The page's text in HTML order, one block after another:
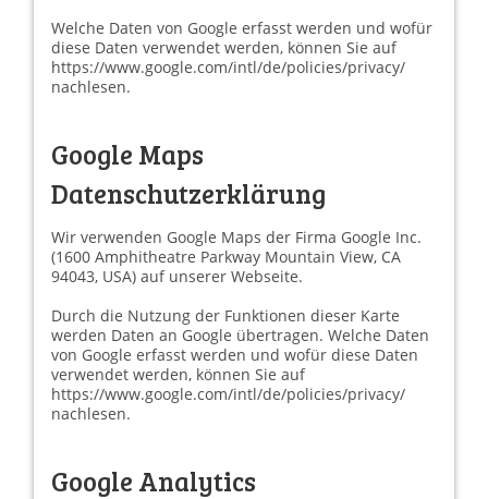
Welche Daten von Google erfasst werden und wofür
diese Daten verwendet werden, können Sie auf
https://www.google.com/intl/de/policies/privacy/
nachlesen.
Google Maps
Datenschutzerklärung
Wir verwenden Google Maps der Firma Google Inc.
(1600 Amphitheatre Parkway Mountain View, CA
94043, USA) auf unserer Webseite.
Durch die Nutzung der Funktionen dieser Karte
werden Daten an Google übertragen. Welche Daten
von Google erfasst werden und wofür diese Daten
verwendet werden, können Sie auf
https://www.google.com/intl/de/policies/privacy/
nachlesen.
Google Analytics